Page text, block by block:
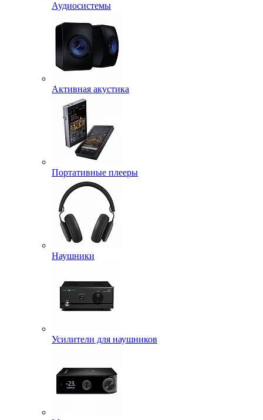
Аудиосистемы
Активная акустика
Портативные плееры
Наушники
Усилители для наушников